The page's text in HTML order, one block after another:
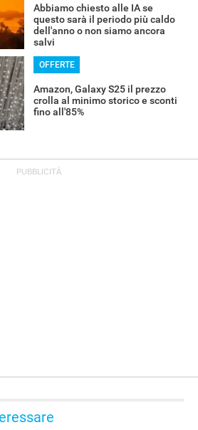
Abbiamo chiesto alle IA se
questo sarà il periodo più caldo
dell'anno o non siamo ancora
salvi
OFFERTE
Amazon, Galaxy S25 il prezzo
crolla al minimo storico e sconti
fino all'85%